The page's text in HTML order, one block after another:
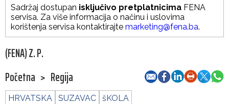
Sadržaj dostupan isključivo pretplatnicima FENA
servisa. Za više informacija o načinu i uslovima
korištenja servisa kontaktirajte marketing@fena.ba.
(FENA) Z. P.
Početna > Regija
HRVATSKA SUZAVAC šKOLA